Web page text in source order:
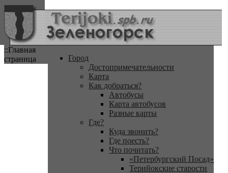
::Главная
страница
Город
Достопримечательности
Карта
Как добраться?
Автобусы
Карта автобусов
Разные карты
Где?
Куда звонить?
Где поесть?
Что почитать?
«Петербургский Посад»
Терийокские старости